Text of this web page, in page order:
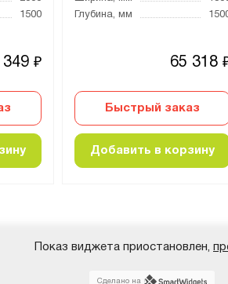
1500
349 ₽
Глубина, мм
65 318
Быстрый заказ
Добавить в корзину
Показ виджета приостановлен,
Сделано на